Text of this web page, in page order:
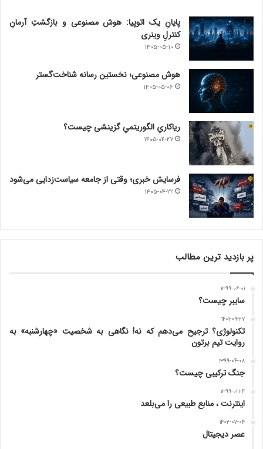
پایانِ یک اتوپیا: هوش مصنوعی و بازگشتِ آرمانِ
کنترلِ وینری
۱۴۰۵-۰۵-۱۰
هوش مصنوعی؛ نخستین رسانه شناخت‌گستر
۱۴۰۵-۰۵-۰۶
ریاکاریِ الگوریتمیِ گزینشی چیست؟
۱۴۰۵-۰۴-۲۷
فرسایش خبری؛ وقتی از جامعه سیاست‌زدایی می‌شود
۱۴۰۵-۰۴-۲۲
پر بازدید ترین مطالب
۱۳۹۹-۰۶-۰۱
سایبر چیست؟
۱۴۰۱-۰۹-۲۷
تکنولوژی؟ ترجیح می‌دهم که نه! نگاهی به شخصیت «چهارشنبه» به
روایت تیم برتون
۱۳۹۹-۰۴-۰۸
جنگ ترکیبی چیست؟
۱۳۹۹-۰۱-۲۴
اینترنت ، منابع طبیعی را می‌بلعد
۱۴۰۲-۰۷-۰۴
عصر دیجیتال